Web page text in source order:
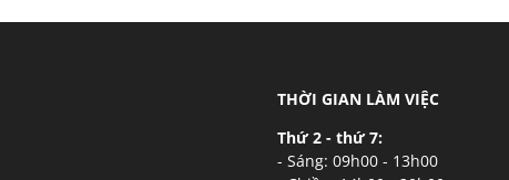
THỜI GIAN LÀM VIỆC
Thứ 2 - thứ 7:
- Sáng: 09h00 - 13h00